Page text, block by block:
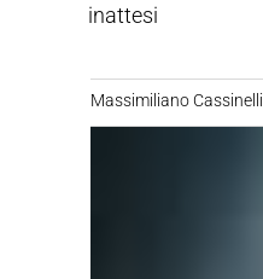
inattesi
Massimiliano Cassinelli